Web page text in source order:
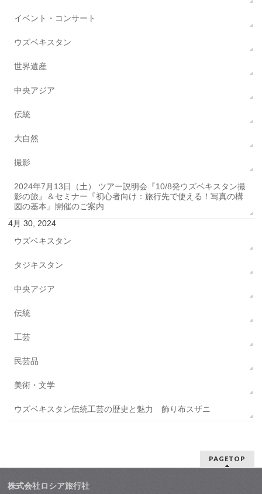
イベント・コンサート
ウズベキスタン
世界遺産
中央アジア
伝統
大自然
撮影
2024年7月13日（土） ツアー説明会『10/8発ウズベキスタン撮
影の旅』＆セミナー『初心者向け：旅行先で使える！写真の構
図の基本』開催のご案内
4月 30, 2024
ウズベキスタン
タジキスタン
中央アジア
伝統
工芸
民芸品
美術・文学
ウズベキスタン伝統工芸の歴史と魅力 飾り布スザニ
PAGETOP
株式会社ロシア旅行社